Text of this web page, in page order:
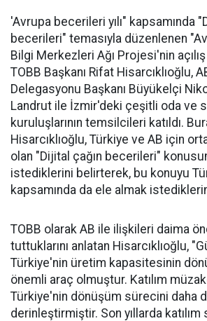
'Avrupa becerileri yılı" kapsamında
becerileri" temasıyla düzenlenen
Bilgi Merkezleri Ağı Projesi'nin
TOBB Başkanı Rifat Hisarcıklıoğlu,
Delegasyonu Başkanı Büyükelçi
Landrut ile İzmir'deki çeşitli oda ve
kuruluşlarının temsilcileri katıldı.
Hisarcıklıoğlu, Türkiye ve AB için
olan "Dijital çağın becerileri"
istediklerini belirterek, bu konuyu
kapsamında da ele almak
TOBB olarak AB ile ilişkileri daima
tuttuklarını anlatan Hisarcıklıoğlu,
Türkiye'nin üretim kapasitesinin
önemli araç olmuştur. Katılım
Türkiye'nin dönüşüm sürecini daha
derinleştirmiştir. Son yıllarda